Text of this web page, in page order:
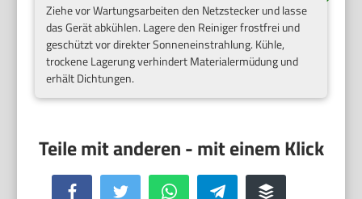
Ziehe vor Wartungsarbeiten den Netzstecker und lasse
das Gerät abkühlen. Lagere den Reiniger frostfrei und
geschützt vor direkter Sonneneinstrahlung. Kühle,
trockene Lagerung verhindert Materialermüdung und
erhält Dichtungen.
Facebook Twitter WhatsApp Telegram Buffer